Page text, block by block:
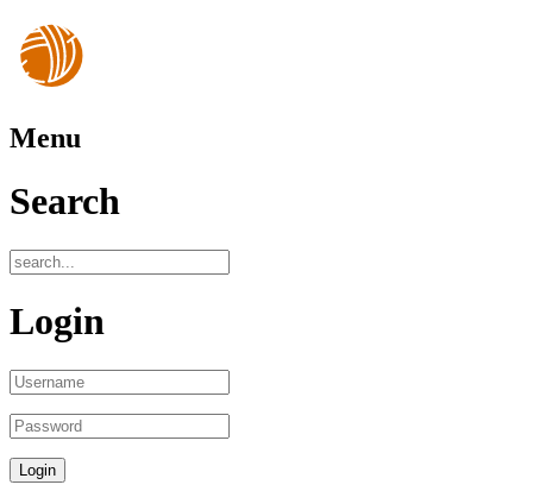
Menu
Search
Login